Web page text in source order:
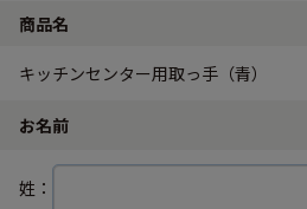
商品名
キッチンセンター用取っ手（青）
お名前
姓：